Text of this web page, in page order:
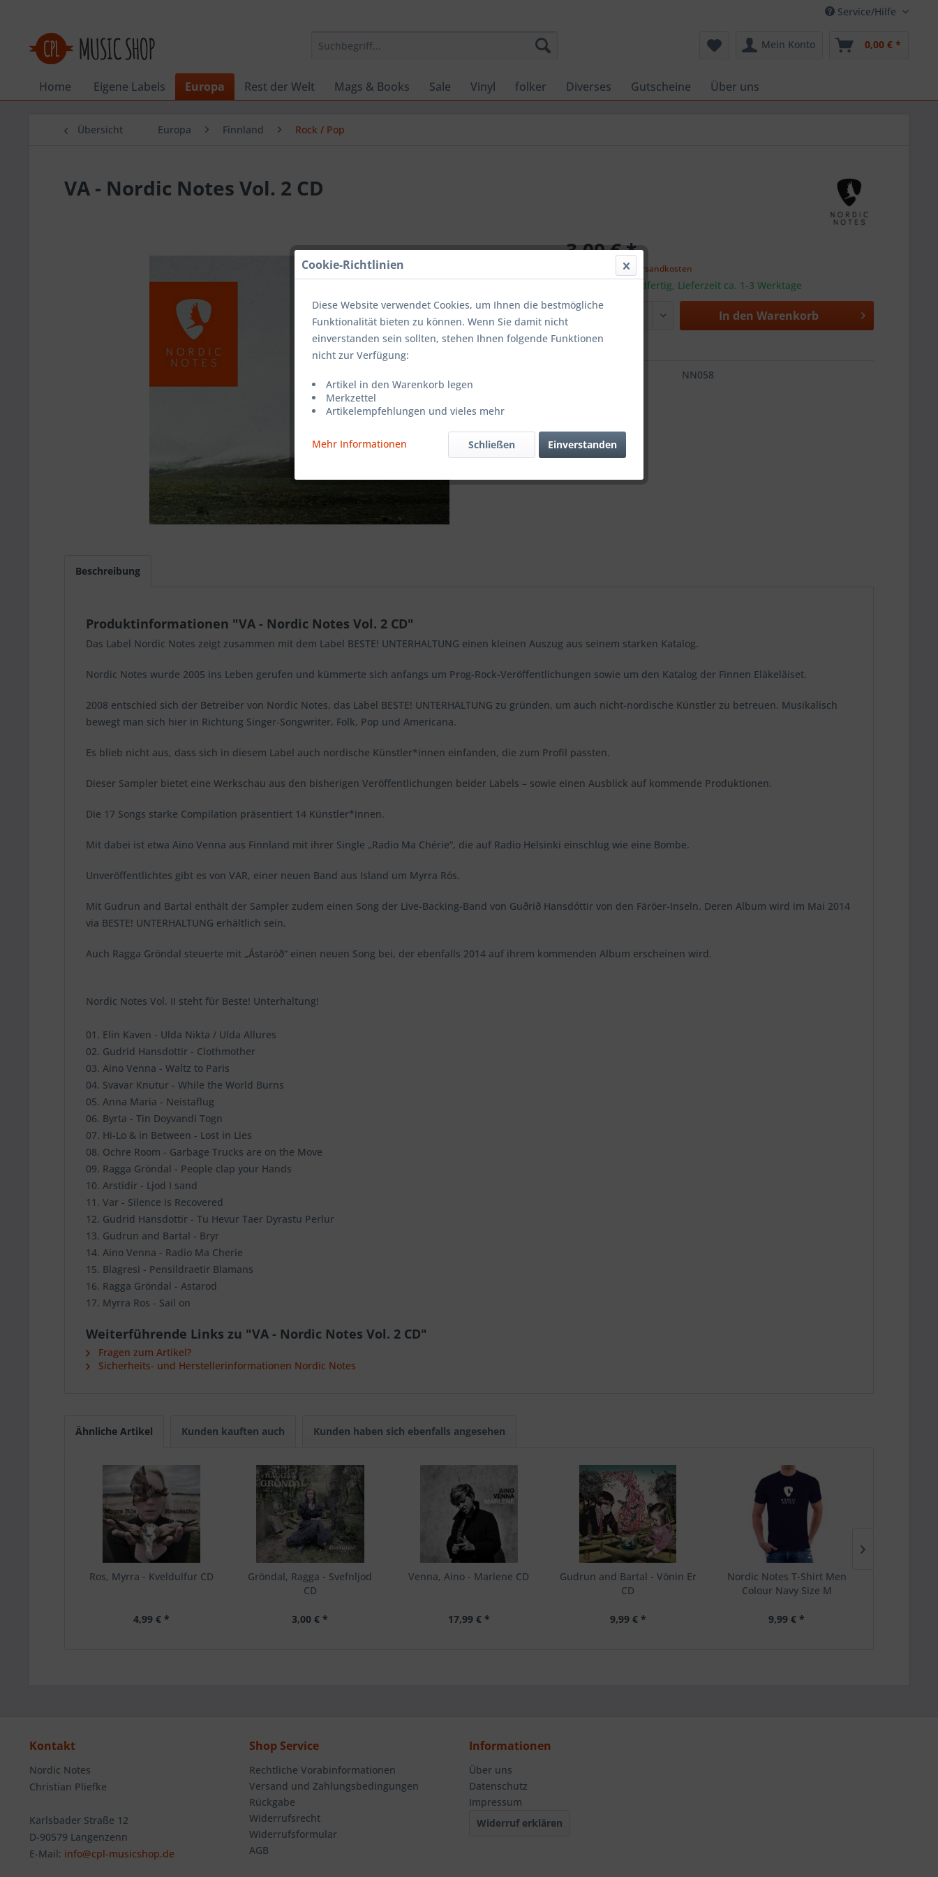
Service/Hilfe
Mein Konto 0,00 € *
Home Eigene Labels Europa Rest der Welt Mags & Books Sale Vinyl folker Diverses Gutscheine Über uns
Übersicht Europa Finnland Rock / Pop
VA - Nordic Notes Vol. 2 CD
3,00 € *
zzgl. Versandkosten
Sofort versandfertig, Lieferzeit ca. 1-3 Werktage
In den Warenkorb
Merken
NN058
Beschreibung
Produktinformationen "VA - Nordic Notes Vol. 2 CD"
Das Label Nordic Notes zeigt zusammen mit dem Label BESTE! UNTERHALTUNG einen kleinen Auszug aus seinem starken Katalog.
Nordic Notes wurde 2005 ins Leben gerufen und kümmerte sich anfangs um Prog-Rock-Veröffentlichungen sowie um den Katalog der Finnen Eläkeläiset.
2008 entschied sich der Betreiber von Nordic Notes, das Label BESTE! UNTERHALTUNG zu gründen, um auch nicht-nordische Künstler zu betreuen. Musikalisch
bewegt man sich hier in Richtung Singer-Songwriter, Folk, Pop und Americana.
Es blieb nicht aus, dass sich in diesem Label auch nordische Künstler*innen einfanden, die zum Profil passten.
Dieser Sampler bietet eine Werkschau aus den bisherigen Veröffentlichungen beider Labels – sowie einen Ausblick auf kommende Produktionen.
Die 17 Songs starke Compilation präsentiert 14 Künstler*innen.
Mit dabei ist etwa Aino Venna aus Finnland mit ihrer Single „Radio Ma Chérie“, die auf Radio Helsinki einschlug wie eine Bombe.
Unveröffentlichtes gibt es von VAR, einer neuen Band aus Island um Myrra Rós.
Mit Gudrun and Bartal enthält der Sampler zudem einen Song der Live-Backing-Band von Guðrið Hansdóttir von den Färöer-Inseln. Deren Album wird im Mai 2014
via BESTE! UNTERHALTUNG erhältlich sein.
Auch Ragga Gröndal steuerte mit „Ástaróð“ einen neuen Song bei, der ebenfalls 2014 auf ihrem kommenden Album erscheinen wird.
Nordic Notes Vol. II steht für Beste! Unterhaltung!
01. Elin Kaven - Ulda Nikta / Ulda Allures
02. Gudrid Hansdottir - Clothmother
03. Aino Venna - Waltz to Paris
04. Svavar Knutur - While the World Burns
05. Anna Maria - Neistaflug
06. Byrta - Tin Doyvandi Togn
07. Hi-Lo & in Between - Lost in Lies
08. Ochre Room - Garbage Trucks are on the Move
09. Ragga Gröndal - People clap your Hands
10. Arstidir - Ljod I sand
11. Var - Silence is Recovered
12. Gudrid Hansdottir - Tu Hevur Taer Dyrastu Perlur
13. Gudrun and Bartal - Bryr
14. Aino Venna - Radio Ma Cherie
15. Blagresi - Pensildraetir Blamans
16. Ragga Gröndal - Astarod
17. Myrra Ros - Sail on
Weiterführende Links zu "VA - Nordic Notes Vol. 2 CD"
Fragen zum Artikel?
Sicherheits- und Herstellerinformationen Nordic Notes
Ähnliche Artikel Kunden kauften auch Kunden haben sich ebenfalls angesehen
Ros, Myrra - Kveldulfur CD
4,99 € *
Gröndal, Ragga - Svefnljod
CD
3,00 € *
Venna, Aino - Marlene CD
17,99 € *
Gudrun and Bartal - Vönin Er
CD
9,99 € *
Nordic Notes T-Shirt Men
Colour Navy Size M
9,99 € *
Kontakt
Nordic Notes
Christian Pliefke
Karlsbader Straße 12
D-90579 Langenzenn
E-Mail: info@cpl-musicshop.de
Shop Service
Rechtliche Vorabinformationen
Versand und Zahlungsbedingungen
Rückgabe
Widerrufsrecht
Widerrufsformular
AGB
Informationen
Über uns
Datenschutz
Impressum
Widerruf erklären
Cookie-Richtlinien
Diese Website verwendet Cookies, um Ihnen die bestmögliche
Funktionalität bieten zu können. Wenn Sie damit nicht
einverstanden sein sollten, stehen Ihnen folgende Funktionen
nicht zur Verfügung:
Artikel in den Warenkorb legen
Merkzettel
Artikelempfehlungen und vieles mehr
Mehr Informationen Einverstanden
Schließen